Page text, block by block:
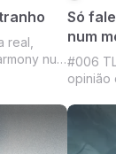
real,
num
Só
num
#006
opinião